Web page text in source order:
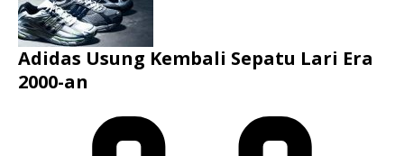
Adidas Usung Kembali Sepatu Lari Era
2000-an